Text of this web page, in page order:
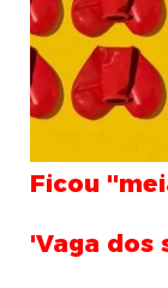
Ficou
'Vaga dos